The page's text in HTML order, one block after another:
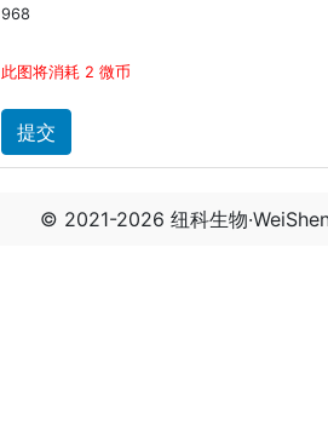
968
此图将消耗 2 微币
© 2021-2026 纽科生物